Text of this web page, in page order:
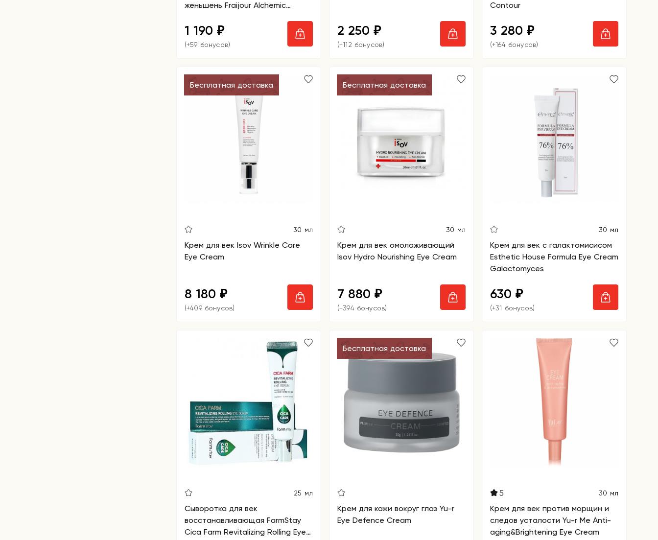
женьшень Fraijour Alchemic
1 190 ₽
(+59 бонусов)
2 250 ₽
(+112 бонусов)
Contour
3 280 ₽
(+164 бонусов)
Бесплатная доставка
30 мл
Крем для век Isov Wrinkle Care
Eye Cream
8 180 ₽
(+409 бонусов)
Бесплатная доставка
30 мл
Крем для век омолаживающий
Isov Hydro Nourishing Eye Cream
7 880 ₽
(+394 бонусов)
30 мл
Крем для век с галактомисисом
Esthetic House Formula Eye Cream
Galactomyces
630 ₽
(+31 бонусов)
25 мл
Сыворотка для век
восстанавливающая FarmStay
Cica Farm Revitalizing Rolling Eye
Бесплатная доставка
Крем для кожи вокруг глаз Yu-r
Eye Defence Cream
5 30 мл
Крем для век против морщин и
следов усталости Yu-r Me Anti-
aging&Brightening Eye Cream